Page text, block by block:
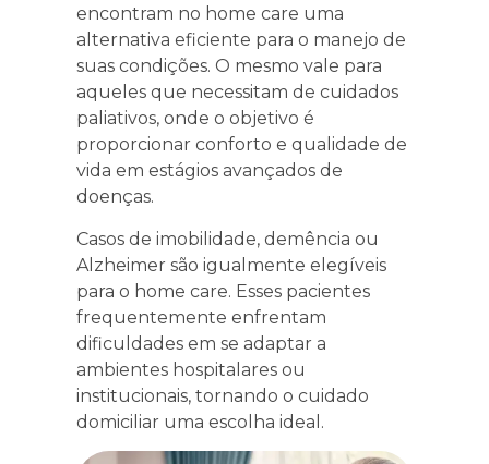
encontram no home care uma
alternativa eficiente para o manejo de
suas condições. O mesmo vale para
aqueles que necessitam de cuidados
paliativos, onde o objetivo é
proporcionar conforto e qualidade de
vida em estágios avançados de
doenças.
Casos de imobilidade, demência ou
Alzheimer são igualmente elegíveis
para o home care. Esses pacientes
frequentemente enfrentam
dificuldades em se adaptar a
ambientes hospitalares ou
institucionais, tornando o cuidado
domiciliar uma escolha ideal.